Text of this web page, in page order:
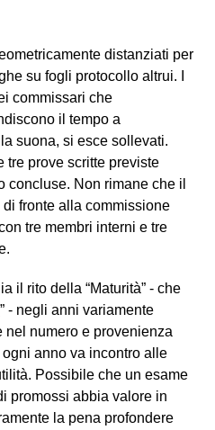
distanziati per
su fogli protocollo altrui. I
commissari che
il tempo a
suona, si esce sollevati.
tre prove scritte previste
concluse. Non rimane che il
di fronte alla commissione
tre membri interni e tre
il rito della “Maturità” - che
” - negli anni variamente
nel numero e provenienza
anno va incontro alle
Possibile che un esame
promossi abbia valore in
la pena profondere